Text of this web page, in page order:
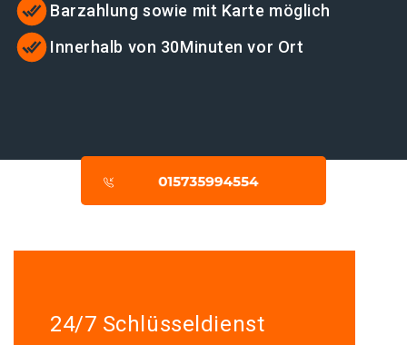
Barzahlung sowie mit Karte möglich
Innerhalb von 30Minuten vor Ort
24/7 Schlüsseldienst